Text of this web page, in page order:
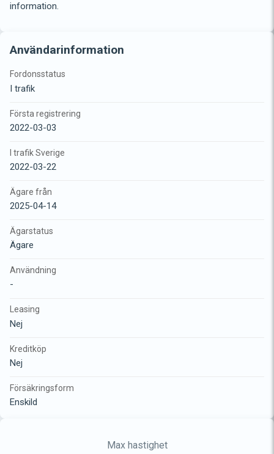
information.
Användarinformation
Fordonsstatus
I trafik
Första registrering
2022-03-03
I trafik Sverige
2022-03-22
Ägare från
2025-04-14
Ägarstatus
Ägare
Användning
-
Leasing
Nej
Kreditköp
Nej
Försäkringsform
Enskild
Max hastighet